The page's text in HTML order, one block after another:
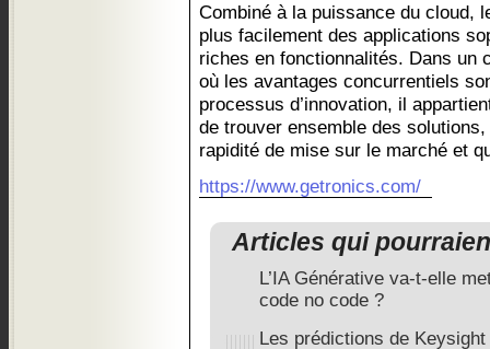
Combiné à la puissance du cloud,
plus facilement des applications
riches en fonctionnalités. Dans un
où les avantages concurrentiels
processus d’innovation, il
de trouver ensemble des
rapidité de mise sur le marché et
https://www.getronics.com/
Articles qui
L’IA Générative va-t-elle
code no code ?
Les prédictions de